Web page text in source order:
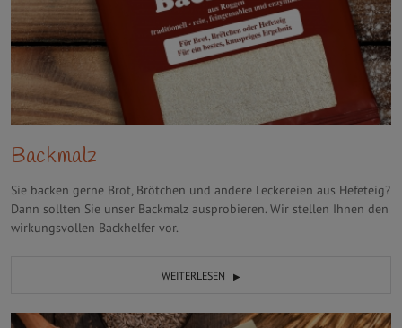
Backmalz
Sie backen gerne Brot, Brötchen und andere Leckereien aus Hefeteig?
Dann sollten Sie unser Backmalz ausprobieren. Wir stellen Ihnen den
wirkungsvollen Backhelfer vor.
WEITERLESEN